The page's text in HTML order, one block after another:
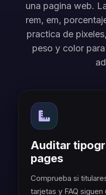
una pagina web.
rem, em,
practica de
peso y color
Auditar
pages
Comprueba si
tarjetas y FAQ